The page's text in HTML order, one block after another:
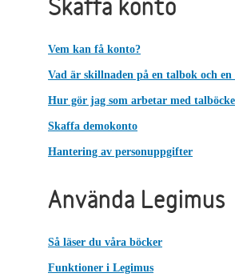
Vem kan få konto?
Vad är skillnaden på en talbok och
Hur gör jag som arbetar med
Skaffa demokonto
Hantering av personuppgifter
Använda Legimus
Så läser du våra böcker
Funktioner i Legimus